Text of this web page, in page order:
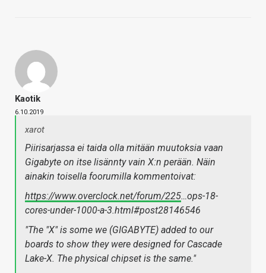
Kaotik
6.10.2019
xarot
Piirisarjassa ei taida olla mitään muutoksia vaan
Gigabyte on itse lisännty vain X:n perään. Näin
ainakin toisella foorumilla kommentoivat:
https://www.overclock.net/forum/225…ops-18-
cores-under-1000-a-3.html#post28146546
"The "X" is some we (GIGABYTE) added to our
boards to show they were designed for Cascade
Lake-X. The physical chipset is the same."